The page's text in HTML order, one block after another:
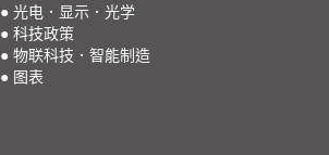
● 光电．显示．光学
● 科技政策
● 物联科技．智能制造
● 图表